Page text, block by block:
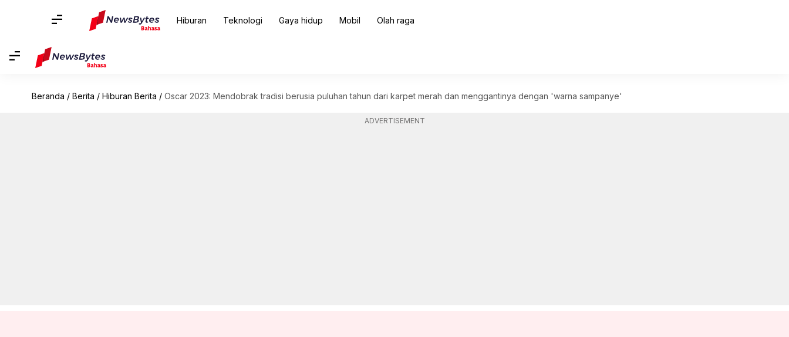
Hiburan Teknologi Gaya hidup Mobil Olah raga
Beranda / Berita / Hiburan Berita / Oscar 2023: Mendobrak tradisi berusia puluhan tahun dari karpet merah dan menggantinya dengan 'warna sampanye'
ADVERTISEMENT